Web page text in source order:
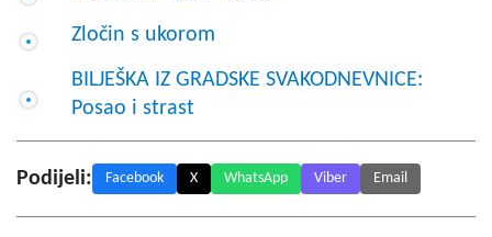
Zločin s ukorom
BILJEŠKA IZ GRADSKE SVAKODNEVNICE:
Posao i strast
Podijeli: Facebook X WhatsApp Viber Email